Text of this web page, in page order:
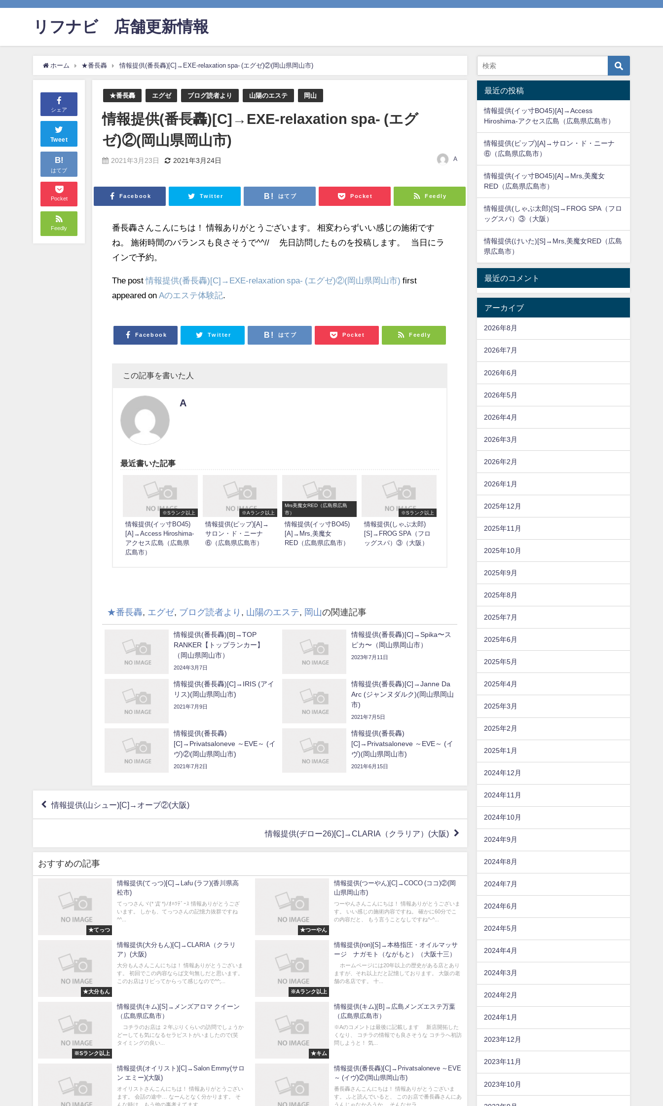
リフナビ®店舗更新情報
ホーム ★番長轟 情報提供(番長轟)[C]→EXE-relaxation spa- (エグゼ)②(岡山県岡山市)
シェア
Tweet
B!
はてブ
Pocket
Feedly
★番長轟 エグゼ ブログ読者より 山陽のエステ 岡山
情報提供(番長轟)[C]→EXE-relaxation spa- (エグ
ゼ)②(岡山県岡山市)
2021年3月23日 2021年3月24日 A
Facebook Twitter はてブ Pocket Feedly
番長轟さんこんにちは！ 情報ありがとうございます。 相変わらずいい感じの施術です
ね。 施術時間のバランスも良さそうで^^// 先日訪問したものを投稿します。 当日にラ
インで予約。
The post情報提供(番長轟)[C]→EXE-relaxation spa- (エグゼ)②(岡山県岡山市) first
appeared on Aのエステ体験記
Facebook Twitter はてブ Pocket Feedly
この記事を書いた人
A
最近書いた記事
※Sランク以上
情報提供(イッ寸BO45)
[A]→Access Hiroshima-
アクセス広島（広島県
広島市）
※Aランク以上
情報提供(ピップ)[A]→
サロン・ド・ニーナ
⑥（広島県広島市）
Mrs美魔女RED（広島県広島
市）
情報提供(イッ寸BO45)
[A]→Mrs,美魔女
RED（広島県広島市）
※Sランク以上
情報提供(しゃぶ太郎)
[S]→FROG SPA（フロ
ッグスパ）③（大阪）
★番長轟, エグゼ, ブログ読者より , 山陽のエステ, 岡山の関連記事
情報提供(番長轟)[B]→TOP
RANKER【トップランカー】
（岡山県岡山市）
2024年3月7日
情報提供(番長轟)[C]→Spika〜ス
ピカ〜（岡山県岡山市）
2023年7月11日
情報提供(番長轟)[C]→IRIS (アイ
リス)(岡山県岡山市)
2021年7月9日
情報提供(番長轟)[C]→Janne Da
Arc (ジャンヌダルク)(岡山県岡山
市)
2021年7月5日
情報提供(番長轟)
[C]→Privatsaloneve ～EVE～ (イ
ヴ)②(岡山県岡山市)
2021年7月2日
情報提供(番長轟)
[C]→Privatsaloneve ～EVE～ (イ
ヴ)(岡山県岡山市)
2021年6月15日
情報提供(山シュー)[C]→オーブ②(大阪)
情報提供(ヂロー26)[C]→CLARIA（クラリア）(大阪)
おすすめの記事
★てっつ
情報提供(てっつ)[C]→Lafu (ラフ)(香川県高
松市)
てっつさんヾ(* ‘Д’ *)ﾉｵﾊﾂﾃﾞｰｽ 情報ありがとうござ
います。 しかも、てっつさんの記憶力抜群ですね
^^...
★つーやん
情報提供(つーやん)[C]→COCO (ココ)②(岡
山県岡山市)
つーやんさんこんにちは！ 情報ありがとうございま
す。 いい感じの施術内容ですね。 確かに60分でこ
の内容だと、 もう言うことなしですね^-^...
★大分もん
情報提供(大分もん)[C]→CLARIA（クラリ
ア）(大阪)
大分もんさんこんにちは！ 情報ありがとうございま
す。 初回でこの内容ならば文句無しだと思います。
このお店はリピってからって感じなので^^;...
※Aランク以上
情報提供(ron)[S]→本格指圧・オイルマッサ
ージ ナガモト（ながもと）（大阪十三）
ホームページには20年以上の歴史がある店とあり
ますが、それ以上だと記憶しております。 大阪の老
舗の名店です。 十...
※Sランク以上
情報提供(キム)[S]→メンズアロマ クイーン
（広島県広島市）
コチラのお店は ２年ぶりくらいの訪問でしょうか
どーしても気になるセラピストがいましたので(笑
タイミングの良い...
★キム
情報提供(キム)[B]→広島メンズエステ万葉
（広島県広島市）
※Aのコメントは最後に記載します 新店開拓した
くなり、 コチラの情報でも良さそうな コチラへ初訪
問しようと！ 気...
情報提供(オイリスト)[C]→Salon Emmy(サロ
ン エミー)(大阪)
オイリストさんこんにちは！ 情報ありがとうござい
ます。 会話の途中… なーんとなく分かります。 そ
んな時は、もう他の事考えてます...
情報提供(番長轟)[C]→Privatsaloneve ～EVE
～ (イヴ)②(岡山県岡山市)
番長轟さんこんにちは！ 情報ありがとうございま
す。 ふと読んでいると、 このお店で番長轟さんにあ
うんじゃなかろうか… そんなセラ...
最近の投稿
情報提供(イッ寸BO45)[A]→Access
Hiroshima-アクセス広島（広島県広島市）
情報提供(ピップ)[A]→サロン・ド・ニーナ
⑥（広島県広島市）
情報提供(イッ寸BO45)[A]→Mrs,美魔女
RED（広島県広島市）
情報提供(しゃぶ太郎)[S]→FROG SPA（フロ
ッグスパ）③（大阪）
情報提供(けいた)[S]→Mrs,美魔女RED（広島
県広島市）
最近のコメント
アーカイブ
2026年8月
2026年7月
2026年6月
2026年5月
2026年4月
2026年3月
2026年2月
2026年1月
2025年12月
2025年11月
2025年10月
2025年9月
2025年8月
2025年7月
2025年6月
2025年5月
2025年4月
2025年3月
2025年2月
2025年1月
2024年12月
2024年11月
2024年10月
2024年9月
2024年8月
2024年7月
2024年6月
2024年5月
2024年4月
2024年3月
2024年2月
2024年1月
2023年12月
2023年11月
2023年10月